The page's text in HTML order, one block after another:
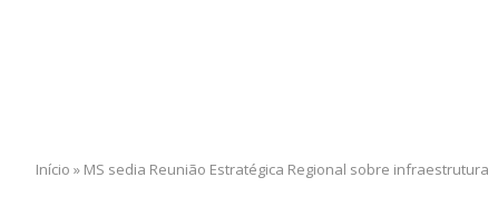
Início » MS sedia Reunião Estratégica Regional sobre